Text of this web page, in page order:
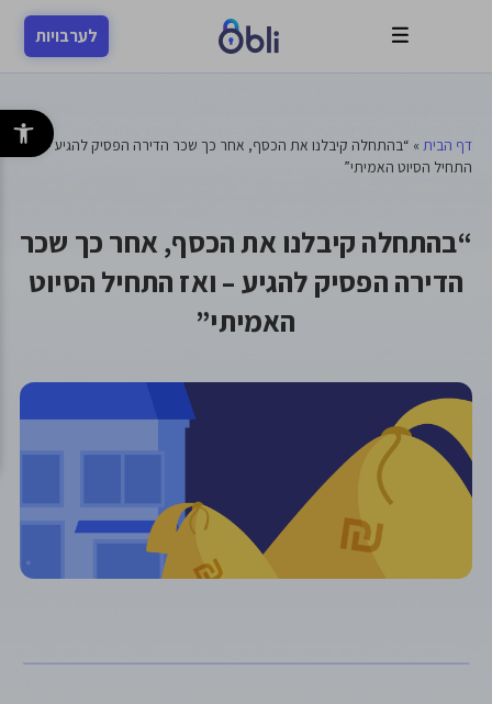
לערבויות
דף הבית » “בהתחלה קיבלנו את הכסף, אחר כך שכר הדירה הפסיק להגיע – ואז
התחיל הסיוט האמיתי”
“בהתחלה קיבלנו את הכסף, אחר כך שכר
הדירה הפסיק להגיע – ואז התחיל הסיוט
האמיתי”
פתח